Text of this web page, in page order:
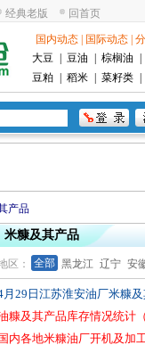
经典老版 回首页
国内动态 国际动态
大豆
豆油 棕榈油
豆粕
稻米 菜籽类
产品
米糠及其产品
区： 全部 黑龙江 辽宁 安
月29日江苏淮安油厂米糠
糠及其产品库存情况统计
国内各地米糠油厂开机及加